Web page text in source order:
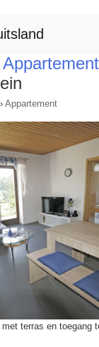
› Appartement
terras en toegang